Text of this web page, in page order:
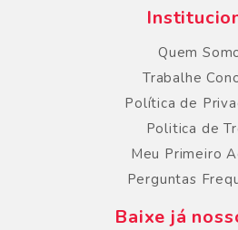
Quem
Trabalhe
Política de
Politica de
Meu Primeiro
Perguntas
Baixe já